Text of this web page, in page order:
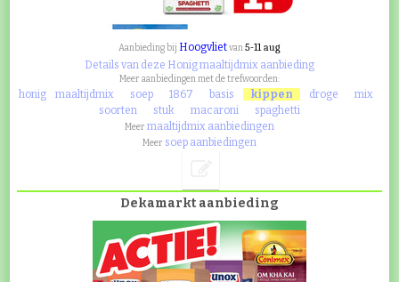
Aanbieding bij Hoogvlietvan5-11 aug
Details van deze Honig maaltijdmix aanbieding
Meer aanbiedingen met de trefwoorden:
honig maaltijdmix soep 1867 basis kippen droge
mix
soorten
stuk macaroni spaghetti
Meer maaltijdmix aanbiedingen
Meer soep aanbiedingen
Dekamarkt aanbieding